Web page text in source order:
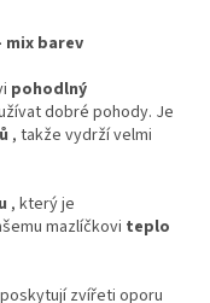
mix barev
pohodlný
dobré pohody. Je
, takže vydrží velmi
, který je
mazlíčkovi teplo
poskytují zvířeti oporu